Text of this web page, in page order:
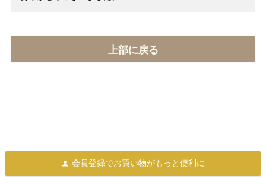
上部に戻る
会員登録でお買い物がもっと便利に